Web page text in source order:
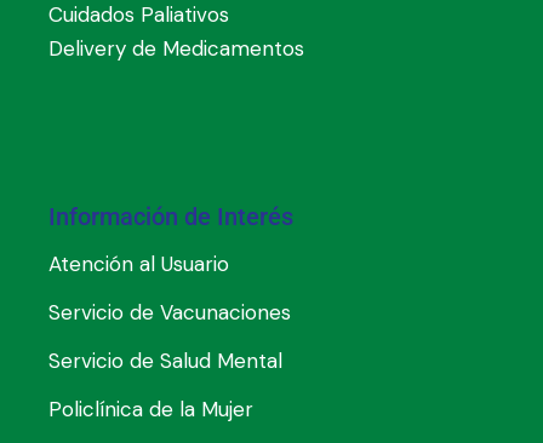
Cuidados Paliativos
Delivery de Medicamentos
Información de Interés
Atención al Usuario
Servicio de Vacunaciones
Servicio de Salud Mental
Policlínica de la Mujer